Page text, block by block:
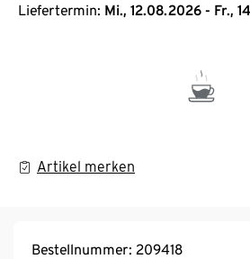
Liefertermin: Mi., 12.08.2026 - Fr.,
Artikel merken
Bestellnummer: 209418